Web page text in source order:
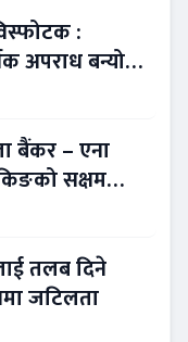
:
अपराध बन्यो
बैंकर – एना
सक्षम
तलब दिने
जटिलता